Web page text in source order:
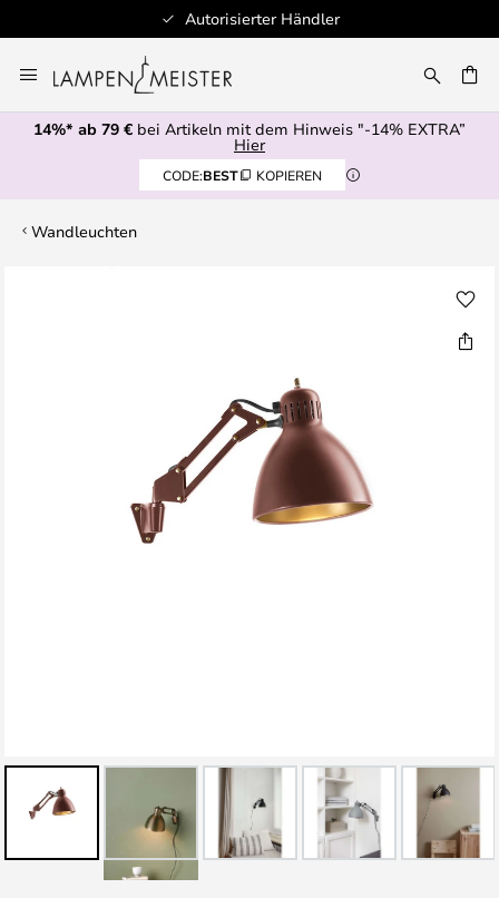
Autorisierter Händler
Inhalt
springen
14%* ab 79 € bei Artikeln mit dem Hinweis "-14% EXTRA”
Hier
CODE:BEST KOPIEREN
Wandleuchten